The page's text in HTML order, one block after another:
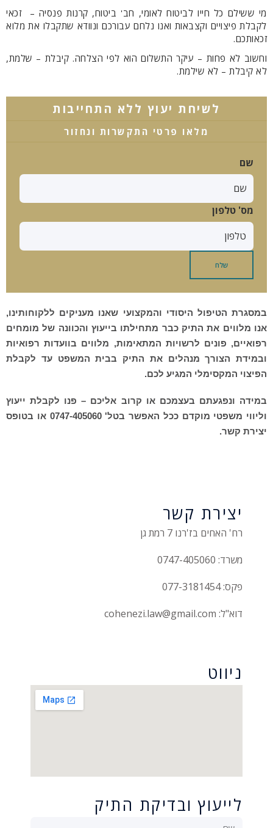
מי ששילם כל חייו לביטוח לאומי, חב' ביטוח, קרנות פנסיה – זכאי
לקבלת פיצויים וקצבאות ואנו נלחם עבורכם ונוודא שתקבלו את מלוא
זכאותכם.
וחשוב לא פחות – עיקר התשלום הוא לפי הצלחה. קיבלת – שלמת,
לא קיבלת – לא שילמת.
לשיחת יעוץ ללא התחייבות
מלאו פרטי התקשרות ונחזור
שם
מס' טלפון
שלח
במסגרת הטיפול היסודי והמקצועי שאנו מעניקים ללקוחותינו,
אנו מלווים את התיק כבר מתחילתו בייעוץ והכוונה של מומחים
רפואיים, פונים לרשויות המתאימות, מלווים בוועדות רפואיות
ובמידת הצורך מנהלים את התיק בבית המשפט עד לקבלת
הפיצוי המקסימלי המגיע לכם.
במידה ונפגעתם בעצמכם או קרוב אליכם – פנו לקבלת ייעוץ
וליווי משפטי מוקדם ככל האפשר בטל' 0747-405060 או בטופס
יצירת קשר.
יצירת קשר
רח' האחים בז'רנו 7 רמת גן
משרד: 0747-405060
פקס: 077-3181454
דוא"ל: cohenezi.law@gmail.com
ניווט
לייעוץ ובדיקת התיק